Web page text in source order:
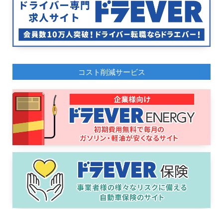
コスト削減サービス